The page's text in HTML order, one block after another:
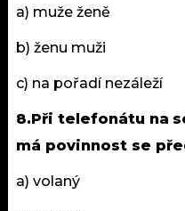
a) muže ženě
b) ženu muži
c) na pořadí nezáleží
8.Při telefonátu na
má povinnost se
a) volaný